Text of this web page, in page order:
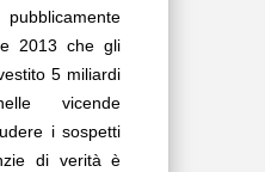
2013 che gli
5 miliardi
vicende
i sospetti
di verità è